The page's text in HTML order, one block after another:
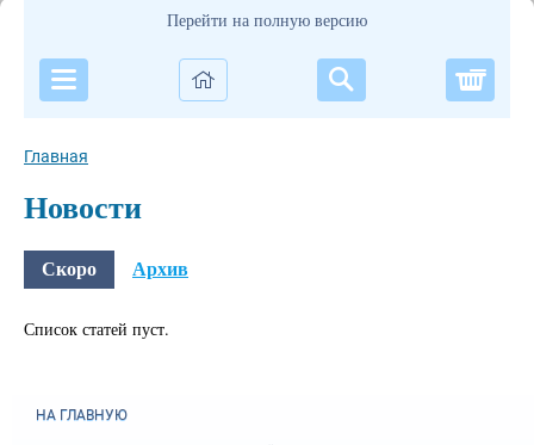
Перейти на полную версию
Главная
Новости
Скоро Архив
Список статей пуст.
НА ГЛАВНУЮ